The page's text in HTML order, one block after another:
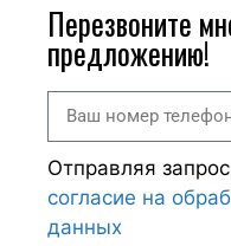
Перезвоните
предложению!
Отправляя
согласие на
данных